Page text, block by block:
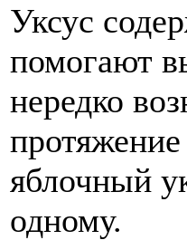
Уксус
помогают
нередко
яблочный
одному.